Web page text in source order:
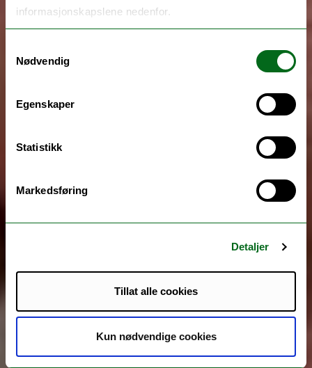
informasjonskapslene nedenfor.
Nødvendig
Egenskaper
Statistikk
Markedsføring
Detaljer
Tillat alle cookies
Kun nødvendige cookies